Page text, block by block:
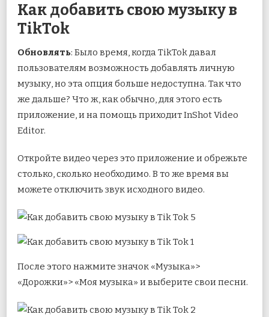
Как добавить свою музыку в
TikTok
Обновлять: Было время, когда TikTok давал
пользователям возможность добавлять личную
музыку, но эта опция больше недоступна. Так что
же дальше? Что ж, как обычно, для этого есть
приложение, и на помощь приходит InShot Video
Editor.
Откройте видео через это приложение и обрежьте
столько, сколько необходимо. В то же время вы
можете отключить звук исходного видео.
После этого нажмите значок «Музыка»>
«Дорожки»> «Моя музыка» и выберите свои песни.